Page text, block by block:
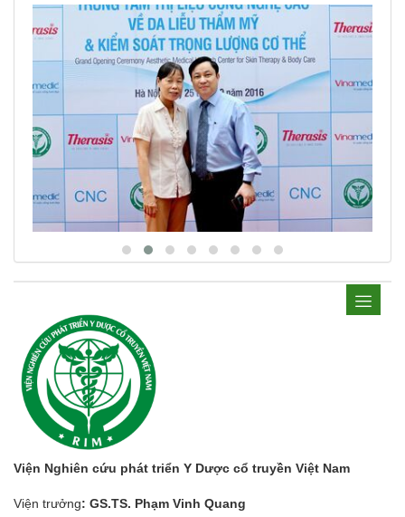
Viện Nghiên cứu phát triển Y Dược cổ truyền Việt Nam
Viện trưởng: GS.TS. Phạm Vinh Quang